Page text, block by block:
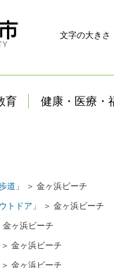
文字の大きさ
育 健康・医療・
道」
＞ 金ヶ浜ビーチ
トドア」
＞ 金ヶ浜ビーチ
金ヶ浜ビーチ
＞ 金ヶ浜ビーチ
＞ 金ヶ浜ビーチ